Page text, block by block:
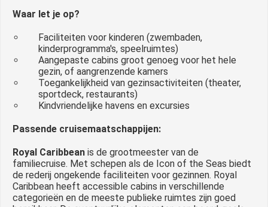
Waar let je op?
Faciliteiten voor kinderen (zwembaden,
kinderprogramma's, speelruimtes)
Aangepaste cabins groot genoeg voor het hele
gezin, of aangrenzende kamers
Toegankelijkheid van gezinsactiviteiten (theater,
sportdeck, restaurants)
Kindvriendelijke havens en excursies
Passende cruisemaatschappijen:
Royal Caribbean is de grootmeester van de
familiecruise. Met schepen als de Icon of the Seas biedt
de rederij ongekende faciliteiten voor gezinnen. Royal
Caribbean heeft accessible cabins in verschillende
categorieën en de meeste publieke ruimtes zijn goed